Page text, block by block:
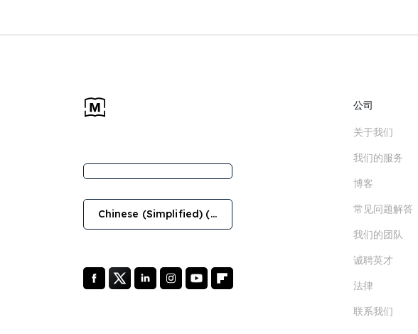
Chinese (Simplified) (简体中文)
公司
关于我们
我们的服务
博客
常见问题解答
我们的团队
诚聘英才
法律
联系我们